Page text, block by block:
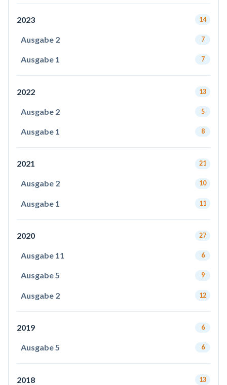
2023 14
Ausgabe 2 7
Ausgabe 1 7
2022 13
Ausgabe 2 5
Ausgabe 1 8
2021 21
Ausgabe 2 10
Ausgabe 1 11
2020 27
Ausgabe 11 6
Ausgabe 5 9
Ausgabe 2 12
2019 6
Ausgabe 5 6
2018 13